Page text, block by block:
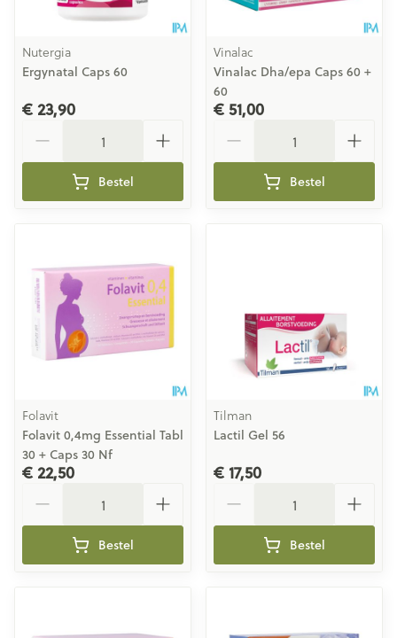
Nutergia
Ergynatal Caps 60
€ 23,90
Bestel
Vinalac
Vinalac Dha/epa Caps 60 +
60
€ 51,00
Bestel
Folavit
Folavit 0,4mg Essential Tabl
30 + Caps 30 Nf
€ 22,50
Bestel
Tilman
Lactil Gel 56
€ 17,50
Bestel